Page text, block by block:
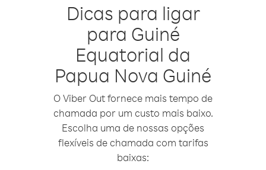
Dicas para ligar
para Guiné
Equatorial da
Papua Nova Guiné
O Viber Out fornece mais tempo de
chamada por um custo mais baixo.
Escolha uma de nossas opções
flexíveis de chamada com tarifas
baixas: